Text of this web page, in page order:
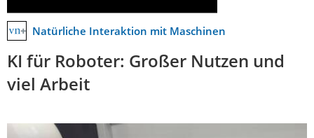
Natürliche Interaktion mit Maschinen
KI für Roboter: Großer Nutzen und
viel Arbeit